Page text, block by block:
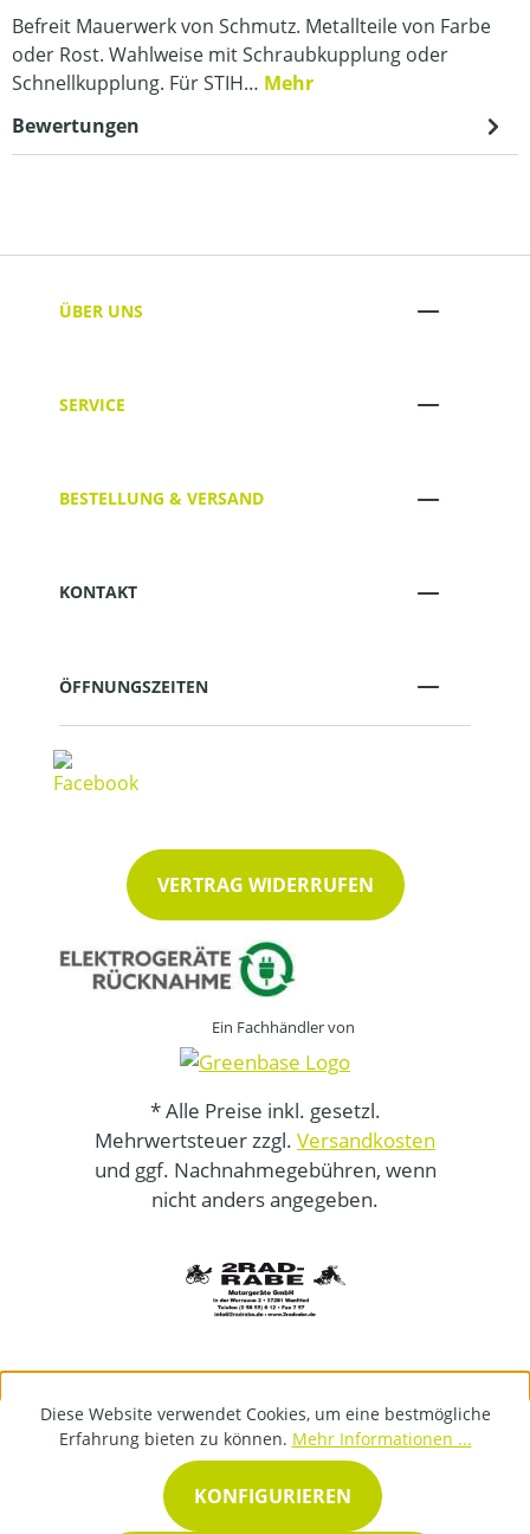
Befreit Mauerwerk von Schmutz. Metallteile von Farbe
oder Rost. Wahlweise mit Schraubkupplung oder
Schnellkupplung. Für STIH… Mehr
Bewertungen
ÜBER UNS
SERVICE
BESTELLUNG & VERSAND
KONTAKT
ÖFFNUNGSZEITEN
VERTRAG WIDERRUFEN
Ein Fachhändler von
* Alle Preise inkl. gesetzl.
Mehrwertsteuer zzgl. Versandkosten
und ggf. Nachnahmegebühren, wenn
nicht anders angegeben.
Diese Website verwendet Cookies, um eine bestmögliche
Erfahrung bieten zu können. Mehr Informationen ...
KONFIGURIEREN